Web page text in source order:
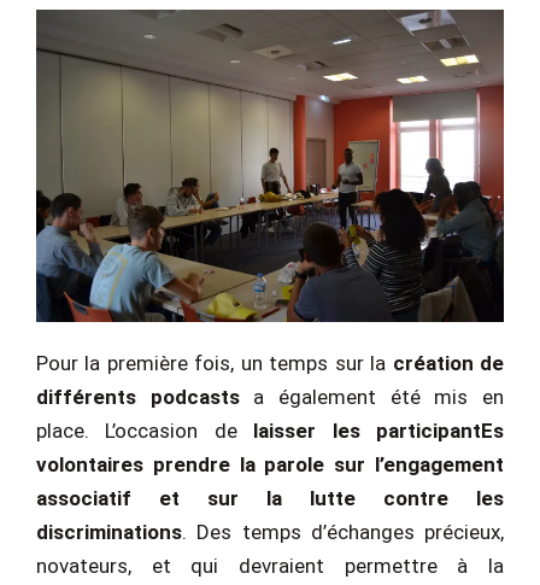
Pour la première fois, un temps sur la création de
différents podcastsa également été mis en
place. L’occasion delaisser les participantEs
volontaires prendre la parole sur l’engagement
associatif et sur la lutte contre les
discriminations. Des temps d’échanges précieux,
novateurs, et qui devraient permettre à la